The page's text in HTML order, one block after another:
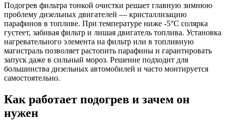
Подогрев фильтра тонкой очистки решает главную зимнюю
проблему дизельных двигателей — кристаллизацию
парафинов в топливе. При температуре ниже -5°C солярка
густеет, забивая фильтр и лишая двигатель топлива. Установка
нагревательного элемента на фильтр или в топливную
магистраль позволяет растопить парафины и гарантировать
запуск даже в сильный мороз. Решение подходит для
большинства дизельных автомобилей и часто монтируется
самостоятельно.
Как работает подогрев и зачем он
нужен